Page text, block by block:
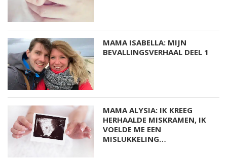
MAMA ISABELLA: MIJN
BEVALLINGSVERHAAL DEEL 1
MAMA ALYSIA: IK KREEG
HERHAALDE MISKRAMEN, IK
VOELDE ME EEN
MISLUKKELING…